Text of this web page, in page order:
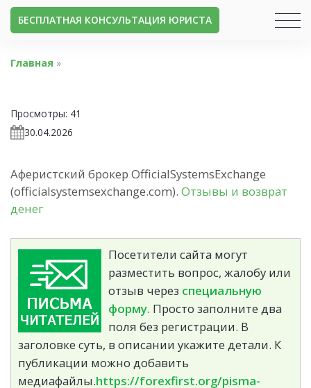
БЕСПЛАТНАЯ КОНСУЛЬТАЦИЯ ЮРИСТА
Главная »
Просмотры: 41
30.04.2026
Аферистский брокер OfficialSystemsExchange
(officialsystemsexchange.com). Отзывы и возврат
денег
Посетители сайта могут
разместить вопрос, жалобу или
отзыв через специальную
форму. Просто заполните два
поля без регистрации. В
заголовке суть, в описании укажите детали. К
публикации можно добавить
медиафайлы.https://forexfirst.org/pisma-